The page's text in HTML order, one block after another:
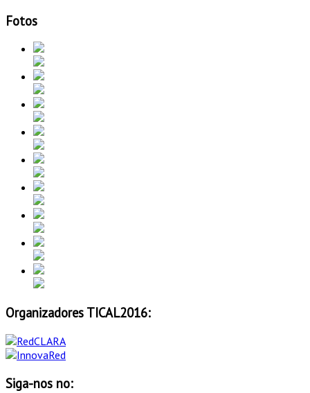
Fotos
Organizadores TICAL2016:
Siga-nos no: